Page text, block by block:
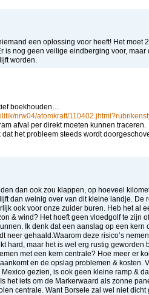
een oplossing voor heeft! Het moet
is nog geen veilige eindberging voor,
worden.
boekhouden…
nrw04/atomkraft/
afval per direkt moeten kunnen traceren.
het probleem steeds wordt
dan ook zou klappen, op hoeveel
dan weinig over van dit kleine landje. De
ook voor onze zuider buren. Heb het al
& wind? Het hoeft geen vloedgolf te zijn
Ik denk dat een aanslag op een kern
neer gehaald.Waarom deze risico’s
hard, maar het is wel erg rustig geworden
met een kern centrale? Hoe meer er
en de opslag problemen & kosten.
gezien, is ook geen kleine ramp &
het iets om de Markerwaard als zonne
centrale. Want Borsele zal wel niet